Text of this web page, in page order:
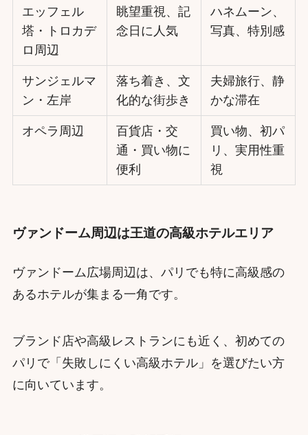
エッフェル
塔・トロカデ
ロ周辺
眺望重視、記
念日に人気
ハネムーン、
写真、特別感
サンジェルマ
ン・左岸
落ち着き、文
化的な街歩き
夫婦旅行、静
かな滞在
オペラ周辺
百貨店・交
通・買い物に
便利
買い物、初パ
リ、実用性重
視
ヴァンドーム周辺は王道の高級ホテルエリア
ヴァンドーム広場周辺は、パリでも特に高級感の
あるホテルが集まる一角です。
ブランド店や高級レストランにも近く、初めての
パリで「失敗しにくい高級ホテル」を選びたい方
に向いています。